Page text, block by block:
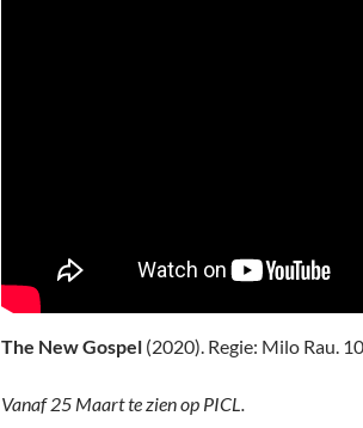
The New Gospel (2020). Regie: Milo Rau.
Vanaf 25 Maart te zien op PICL.